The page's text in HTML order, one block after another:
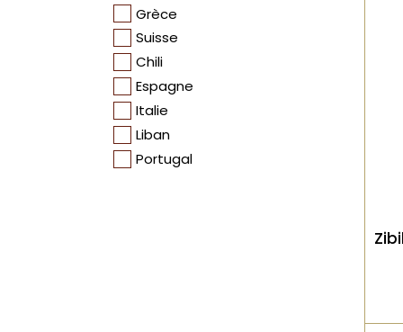
Grèce
Suisse
Chili
Espagne
Italie
Liban
Portugal